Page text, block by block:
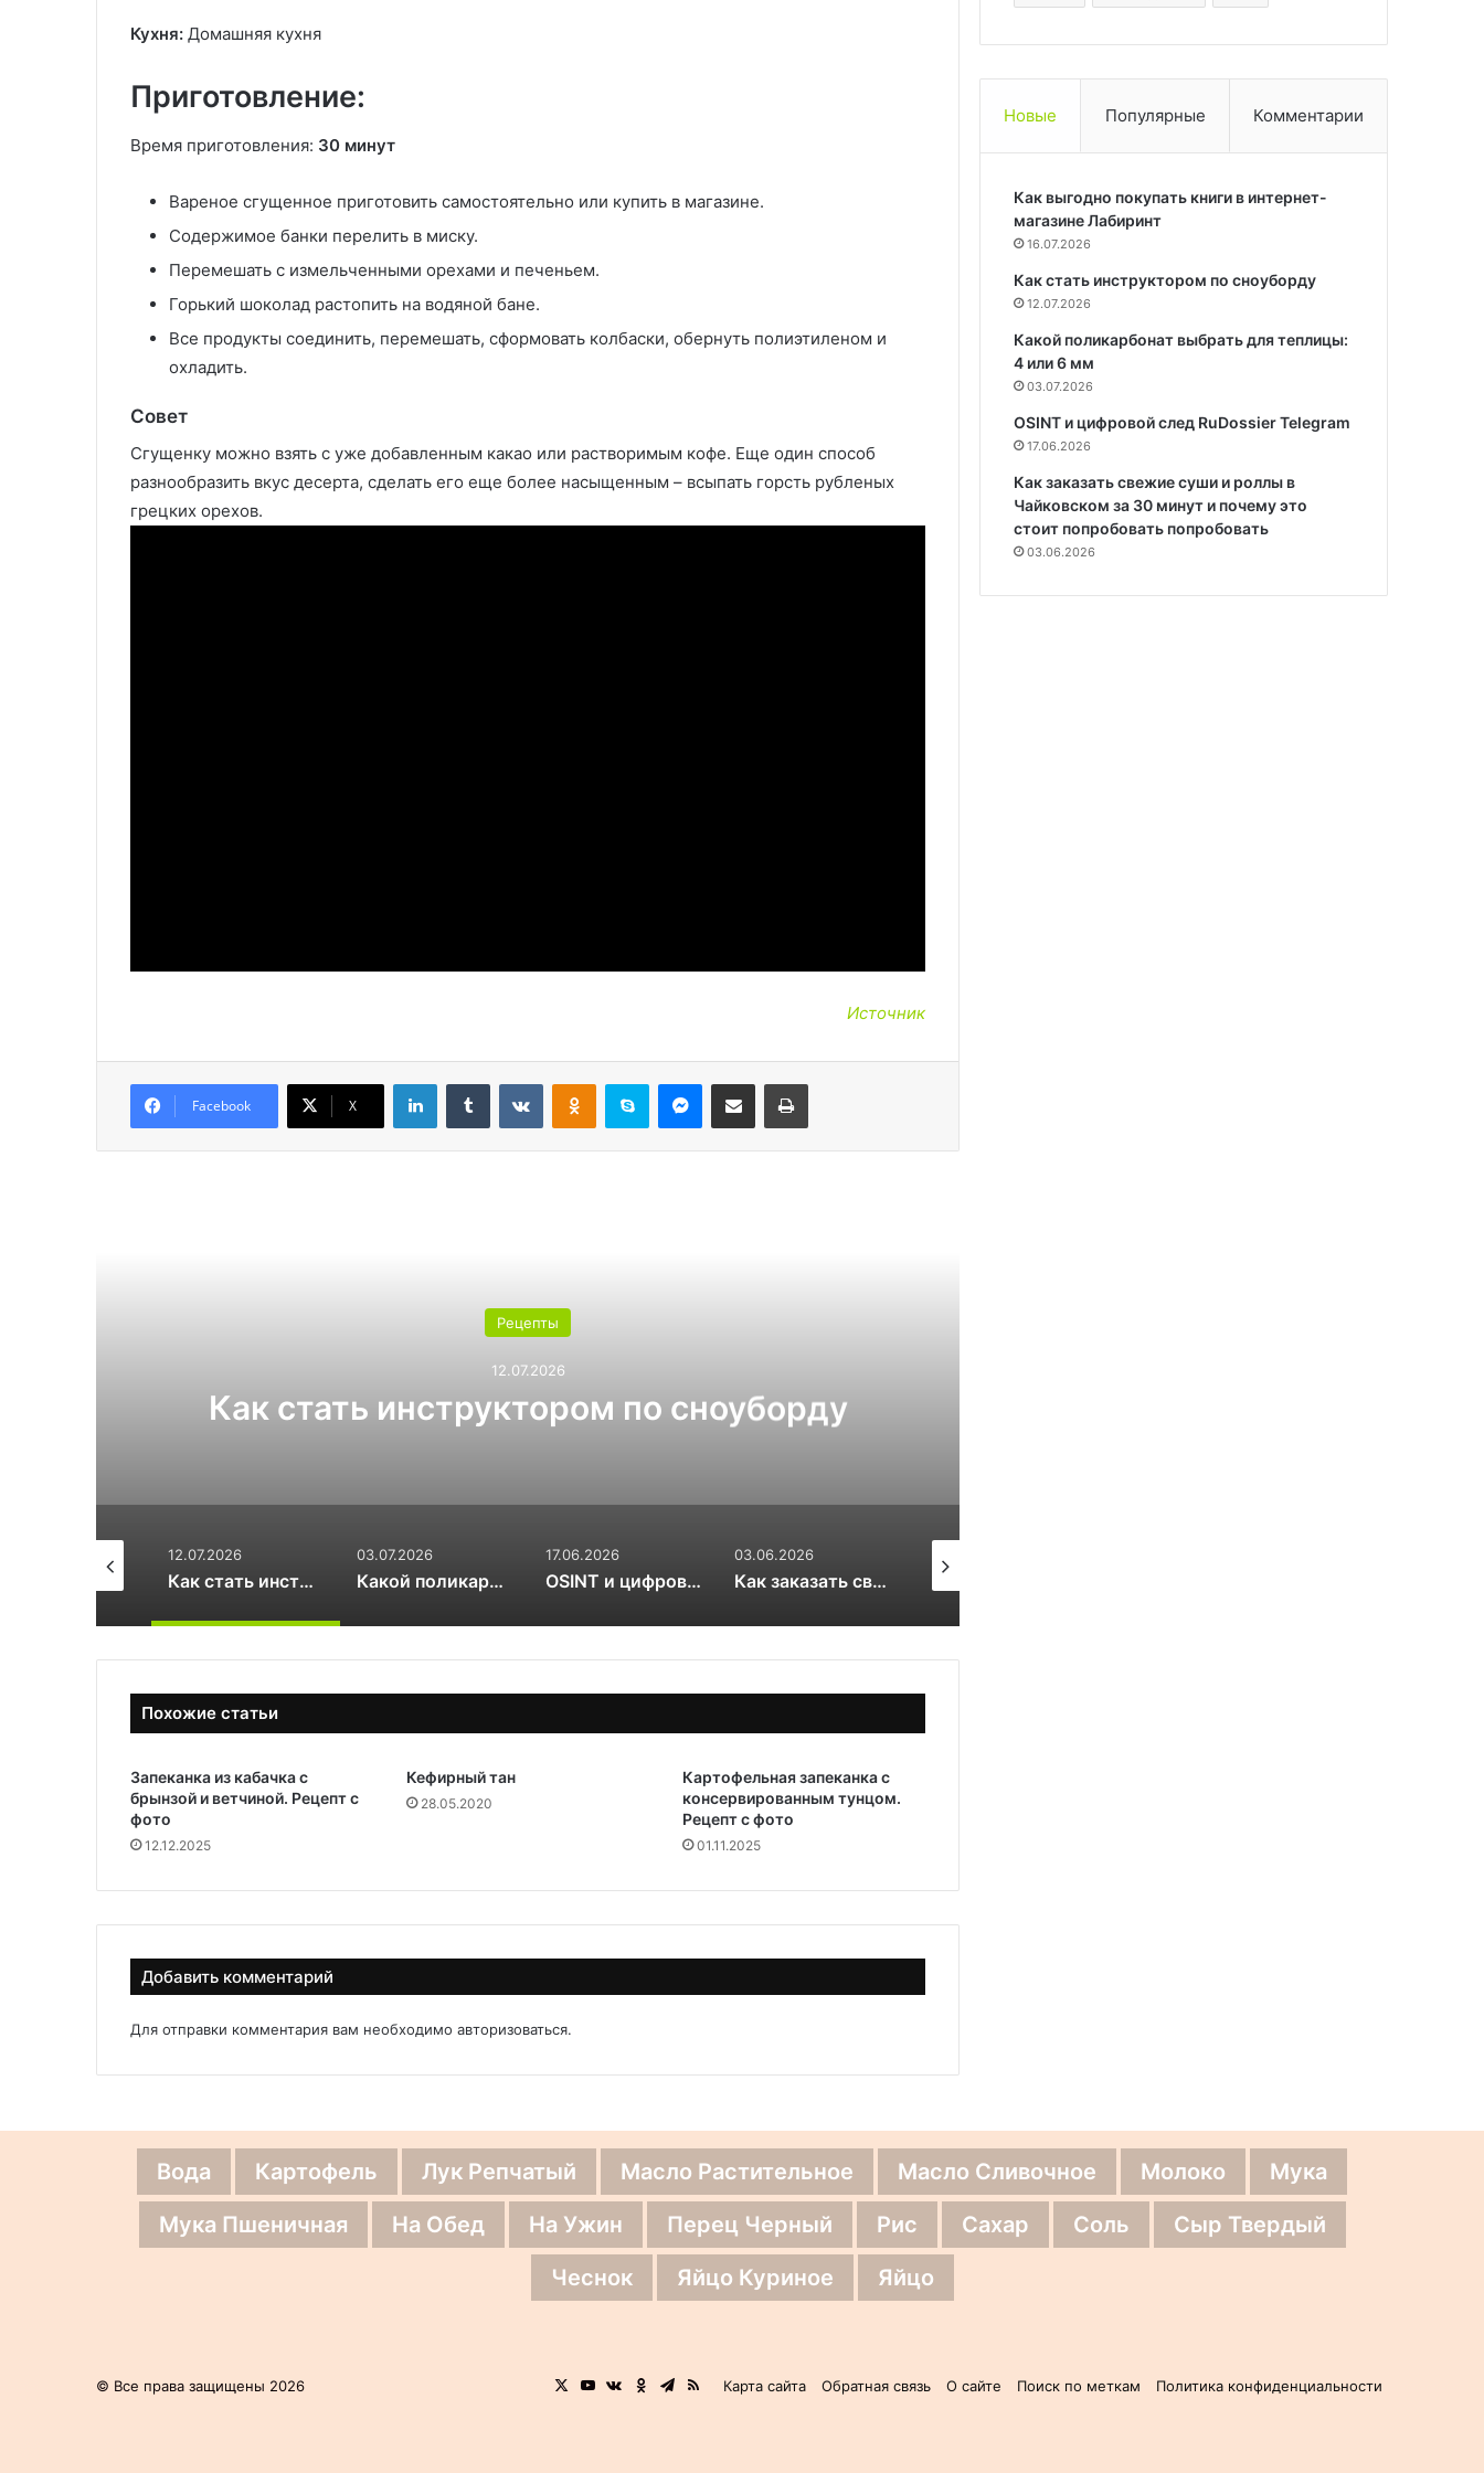
Кухня: Домашняя кухня
Приготовление:
Время приготовления: 30 минут
Вареное сгущенное приготовить самостоятельно или купить в магазине.
Содержимое банки перелить в миску.
Перемешать с измельченными орехами и печеньем.
Горький шоколад растопить на водяной бане.
Все продукты соединить, перемешать, сформовать колбаски, обернуть полиэтиленом и
охладить.
Совет
Сгущенку можно взять с уже добавленным какао или растворимым кофе. Еще один способ
разнообразить вкус десерта, сделать его еще более насыщенным – всыпать горсть рубленых
грецких орехов.
Источник
Facebook X
LinkedInTumblr ВконтактеОдноклассники
Skype Messenger
Поделиться через электронную почту Печатать
Какой поликарбонат выбрать для теплицы:
4 или 6 мм
Как стать инструктором по сноуборду
03.07.2026
Какой поликарбонат выбрать для теплицы: 4 или 6 мм
17.06.2026
OSINT и цифровой след RuDossier Telegram
03.06.2026
Как заказать свежие суши и роллы в Чайковском за 30 минут и почему это стоит попробовать попробовать
17.03.2026
Вяленые сливы — солнечная алхимия вкуса
Похожие статьи
Запеканка из кабачка с
брынзой и ветчиной. Рецепт с
фото
12.12.2025
Кефирный тан
28.05.2020
Картофельная запеканка с
консервированным тунцом.
Рецепт с фото
01.11.2025
Добавить комментарий
Для отправки комментария вам необходимо авторизоваться.
Новые Популярные Комментарии
Как выгодно покупать книги в интернет-
магазине Лабиринт
16.07.2026
Как стать инструктором по сноуборду
12.07.2026
Какой поликарбонат выбрать для теплицы:
4 или 6 мм
03.07.2026
OSINT и цифровой след RuDossier Telegram
17.06.2026
Как заказать свежие суши и роллы в
Чайковском за 30 минут и почему это
стоит попробовать попробовать
03.06.2026
Вода Картофель Лук Репчатый Масло Растительное Масло Сливочное Молоко
Мука
Мука Пшеничная
На Обед На Ужин Перец Черный Рис Сахар Соль
Сыр Твердый
Чеснок
Яйцо Куриное Яйцо
© Все права защищены 2026 Карта сайта Обратная связь О сайте Поиск по меткам Политика конфиденциальности
X YouTubevk.comОдноклассники
Telegram
RSS